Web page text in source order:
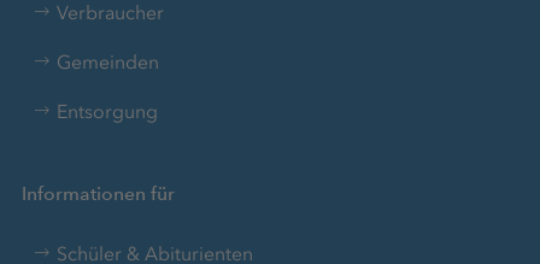
Verbraucher
Gemeinden
Entsorgung
Informationen für
Schüler & Abiturienten